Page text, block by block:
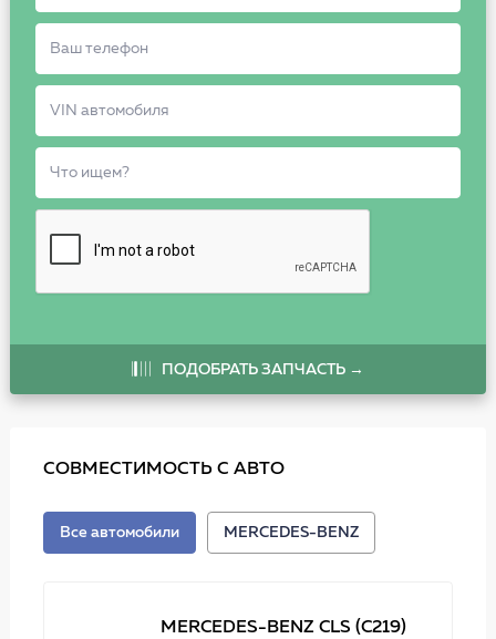
ПОДОБРАТЬ ЗАПЧАСТЬ →
СОВМЕСТИМОСТЬ С АВТО
Все автомобили MERCEDES-BENZ
MERCEDES-BENZ CLS (C219)